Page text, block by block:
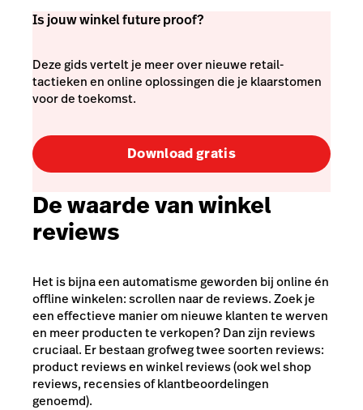
Is jouw winkel future proof?
Deze gids vertelt je meer over nieuwe retail-
tactieken en online oplossingen die je klaarstomen
voor de toekomst.
Download gratis
De waarde van winkel
reviews
Het is bijna een automatisme geworden bij online én
offline winkelen: scrollen naar de reviews. Zoek je
een effectieve manier om nieuwe klanten te werven
en meer producten te verkopen? Dan zijn reviews
cruciaal. Er bestaan grofweg twee soorten reviews:
product reviews en winkel reviews (ook wel shop
reviews, recensies of klantbeoordelingen
genoemd).